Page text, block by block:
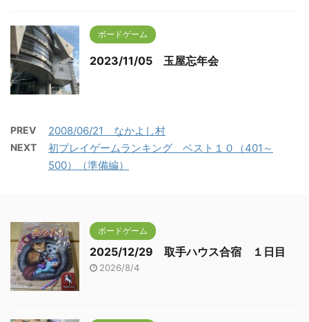
ボードゲーム
2023/11/05 玉屋忘年会
PREV 2008/06/21 なかよし村
NEXT
初プレイゲームランキング ベスト１０（401～
500）（準備編）
ボードゲーム
2025/12/29 取手ハウス合宿 １日目
2026/8/4